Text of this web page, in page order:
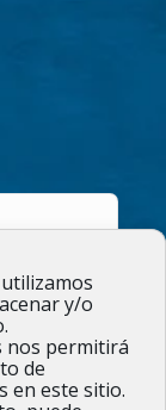
y/o
nos permitirá
de
en este sitio.
» enviarte